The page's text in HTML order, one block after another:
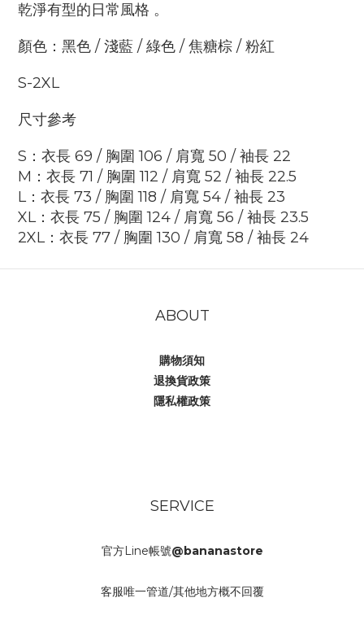
乾淨有型的日常風格 。
顏色：黑色 / 淺藍 / 綠色 / 焦糖棕 / 粉紅
S-2XL
尺寸參考
S：衣長 69 / 胸圍 106 / 肩寬 50 / 袖長 22
M：衣長 71 / 胸圍 112 / 肩寬 52 / 袖長 22.5
L：衣長 73 / 胸圍 118 / 肩寬 54 / 袖長 23
XL：衣長 75 / 胸圍 124 / 肩寬 56 / 袖長 23.5
2XL：衣長 77 / 胸圍 130 / 肩寬 58 / 袖長 24
ABOUT
購物須知
退換貨政策
隱私權政策
SERVICE
官方Line帳號@bananastore
客服唯一管道/其他地方概不回覆